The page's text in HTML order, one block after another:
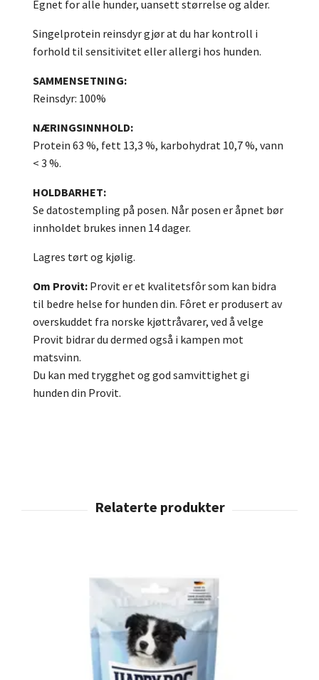
Egnet for alle hunder, uansett størrelse og alder.
Singelprotein reinsdyr gjør at du har kontroll i
forhold til sensitivitet eller allergi hos hunden.
SAMMENSETNING:
Reinsdyr: 100%
NÆRINGSINNHOLD:
Protein 63 %, fett 13,3 %, karbohydrat 10,7 %, vann
< 3 %.
HOLDBARHET:
Se datostempling på posen. Når posen er åpnet bør
innholdet brukes innen 14 dager.
Lagres tørt og kjølig.
Om Provit: Provit er et kvalitetsfôr som kan bidra
til bedre helse for hunden din. Fôret er produsert av
overskuddet fra norske kjøttråvarer, ved å velge
Provit bidrar du dermed også i kampen mot
matsvinn.
Du kan med trygghet og god samvittighet gi
hunden din Provit.